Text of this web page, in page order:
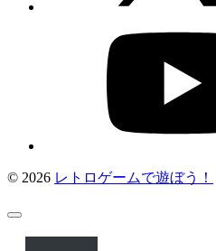
© 2026 レトロゲームで遊ぼう！